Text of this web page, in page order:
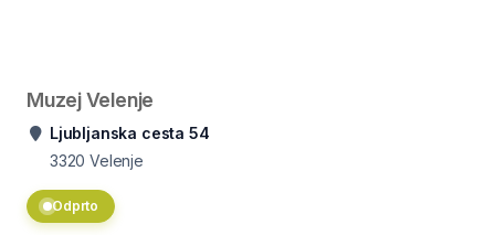
Muzej Velenje
Ljubljanska cesta 54
3320 Velenje
Odprto